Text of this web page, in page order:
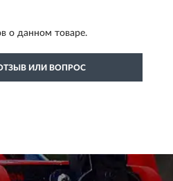
о данном товаре.
ИЛИ ВОПРОС